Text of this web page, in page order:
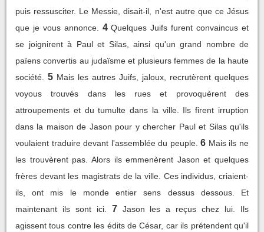
puis ressusciter. Le Messie, disait-il, n'est autre que ce Jésus
que je vous annonce.
4 Quelques Juifs furent convaincus et
se joignirent à Paul et Silas, ainsi qu'un grand nombre de
païens convertis au judaïsme et plusieurs femmes de la haute
société.
5 Mais les autres Juifs, jaloux, recrutèrent quelques
voyous trouvés dans les rues et provoquèrent des
attroupements et du tumulte dans la ville. Ils firent irruption
dans la maison de Jason pour y chercher Paul et Silas qu'ils
voulaient traduire devant l'assemblée du peuple. 6 Mais ils ne
les trouvèrent pas. Alors ils emmenèrent Jason et quelques
frères devant les magistrats de la ville. Ces individus, criaient-
ils, ont mis le monde entier sens dessus dessous. Et
maintenant ils sont ici.
7 Jason les a reçus chez lui. Ils
agissent tous contre les édits de César, car ils prétendent qu'il